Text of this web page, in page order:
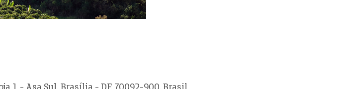
1 - Asa Sul, Brasília - DF, 70092-900, Brasil